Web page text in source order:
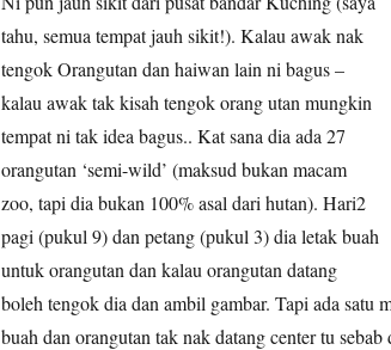
tahu, semua tempat jauh sikit!). Kalau awak nak
tengok Orangutan dan haiwan lain ni bagus –
kalau awak tak kisah tengok orang utan mungkin
tempat ni tak idea bagus.. Kat sana dia ada 27
orangutan ‘semi-wild’ (maksud bukan macam
zoo, tapi dia bukan 100% asal dari hutan). Hari2
pagi (pukul 9) dan petang (pukul 3) dia letak buah
untuk orangutan dan kalau orangutan datang
boleh tengok dia dan ambil gambar. Tapi ada satu
buah dan orangutan tak nak datang center tu